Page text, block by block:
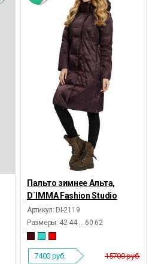
Пальто зимнее Альта,
D`IMMA Fashion Studio
Артикул: DI-2119
Размеры: 42 44 ... 60 62
15700 руб.
7400 руб.